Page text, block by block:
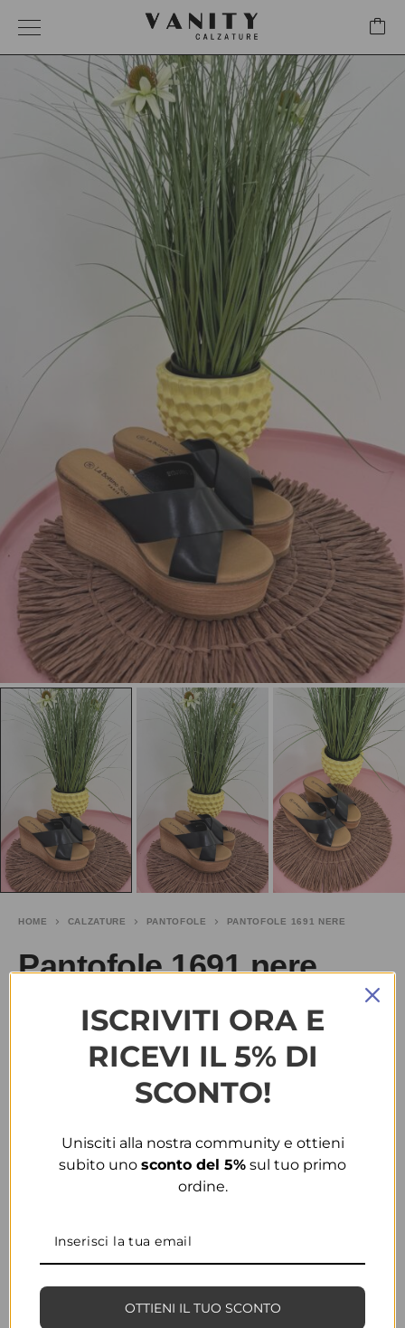
HOME CALZATURE PANTOFOLE PANTOFOLE 1691 NERE
Pantofole 1691 nere
€20.00
15.00
40
COLORE
COD:
ISCRIVITI ORA E
RICEVI IL 5% DI
SCONTO!
Unisciti alla nostra community e ottieni
subito uno sconto del 5% sul tuo primo
ordine.
OTTIENI IL TUO SCONTO